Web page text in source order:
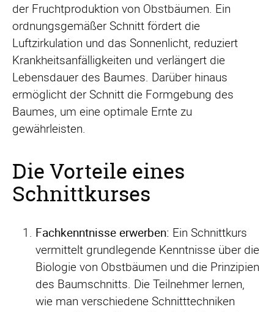
der Fruchtproduktion von Obstbäumen. Ein
ordnungsgemäßer Schnitt fördert die
Luftzirkulation und das Sonnenlicht, reduziert
Krankheitsanfälligkeiten und verlängert die
Lebensdauer des Baumes. Darüber hinaus
ermöglicht der Schnitt die Formgebung des
Baumes, um eine optimale Ernte zu
gewährleisten.
Die Vorteile eines
Schnittkurses
Fachkenntnisse erwerben: Ein Schnittkurs
vermittelt grundlegende Kenntnisse über die
Biologie von Obstbäumen und die Prinzipien
des Baumschnitts. Die Teilnehmer lernen,
wie man verschiedene Schnitttechniken